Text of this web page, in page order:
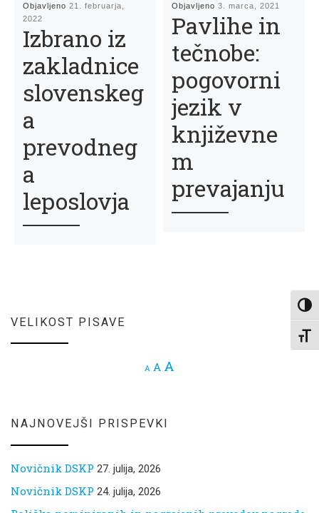
Objavljeno21. februarja,
2022
Izbrano iz
zakladnice
slovenskeg
a
prevodneg
a
leposlovja
Objavljeno3. marca, 2021
Pavlihe in
tečnobe:
pogovorni
jezik v
književne
m
prevajanju
VELIKOST PISAVE
A Decrease font size.
A Reset font size.
A
NAJNOVEJŠI PRISPEVKI
Novičnik DSKP 27. julija, 2026
Novičnik DSKP 24. julija, 2026